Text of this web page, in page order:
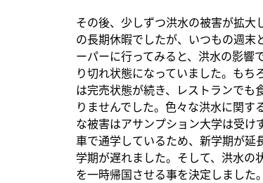
その後、少しずつ洪水の被害が拡大
の長期休暇でしたが、いつもの週
ーパーに行ってみると、洪水の影響
り切れ状態になっていました。も
は完売状態が続き、レストランでも
りませんでした。色々な洪水に関
な被害はアサンプション大学は受け
車で通学しているため、新学期が
学期が遅れました。そして、洪水の
を一時帰国させる事を決定しました。